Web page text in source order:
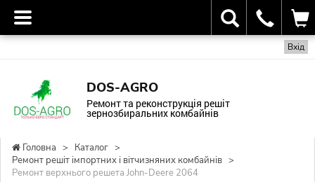
Вхід
DOS-AGRO
Ремонт та реконструкція решіт
зернозбиральних комбайнів
Головна > Каталог >
Ремонт решіт імпортних і вітчизняних комбайнів >
Ремонт верхнього решета John-Deere 2064